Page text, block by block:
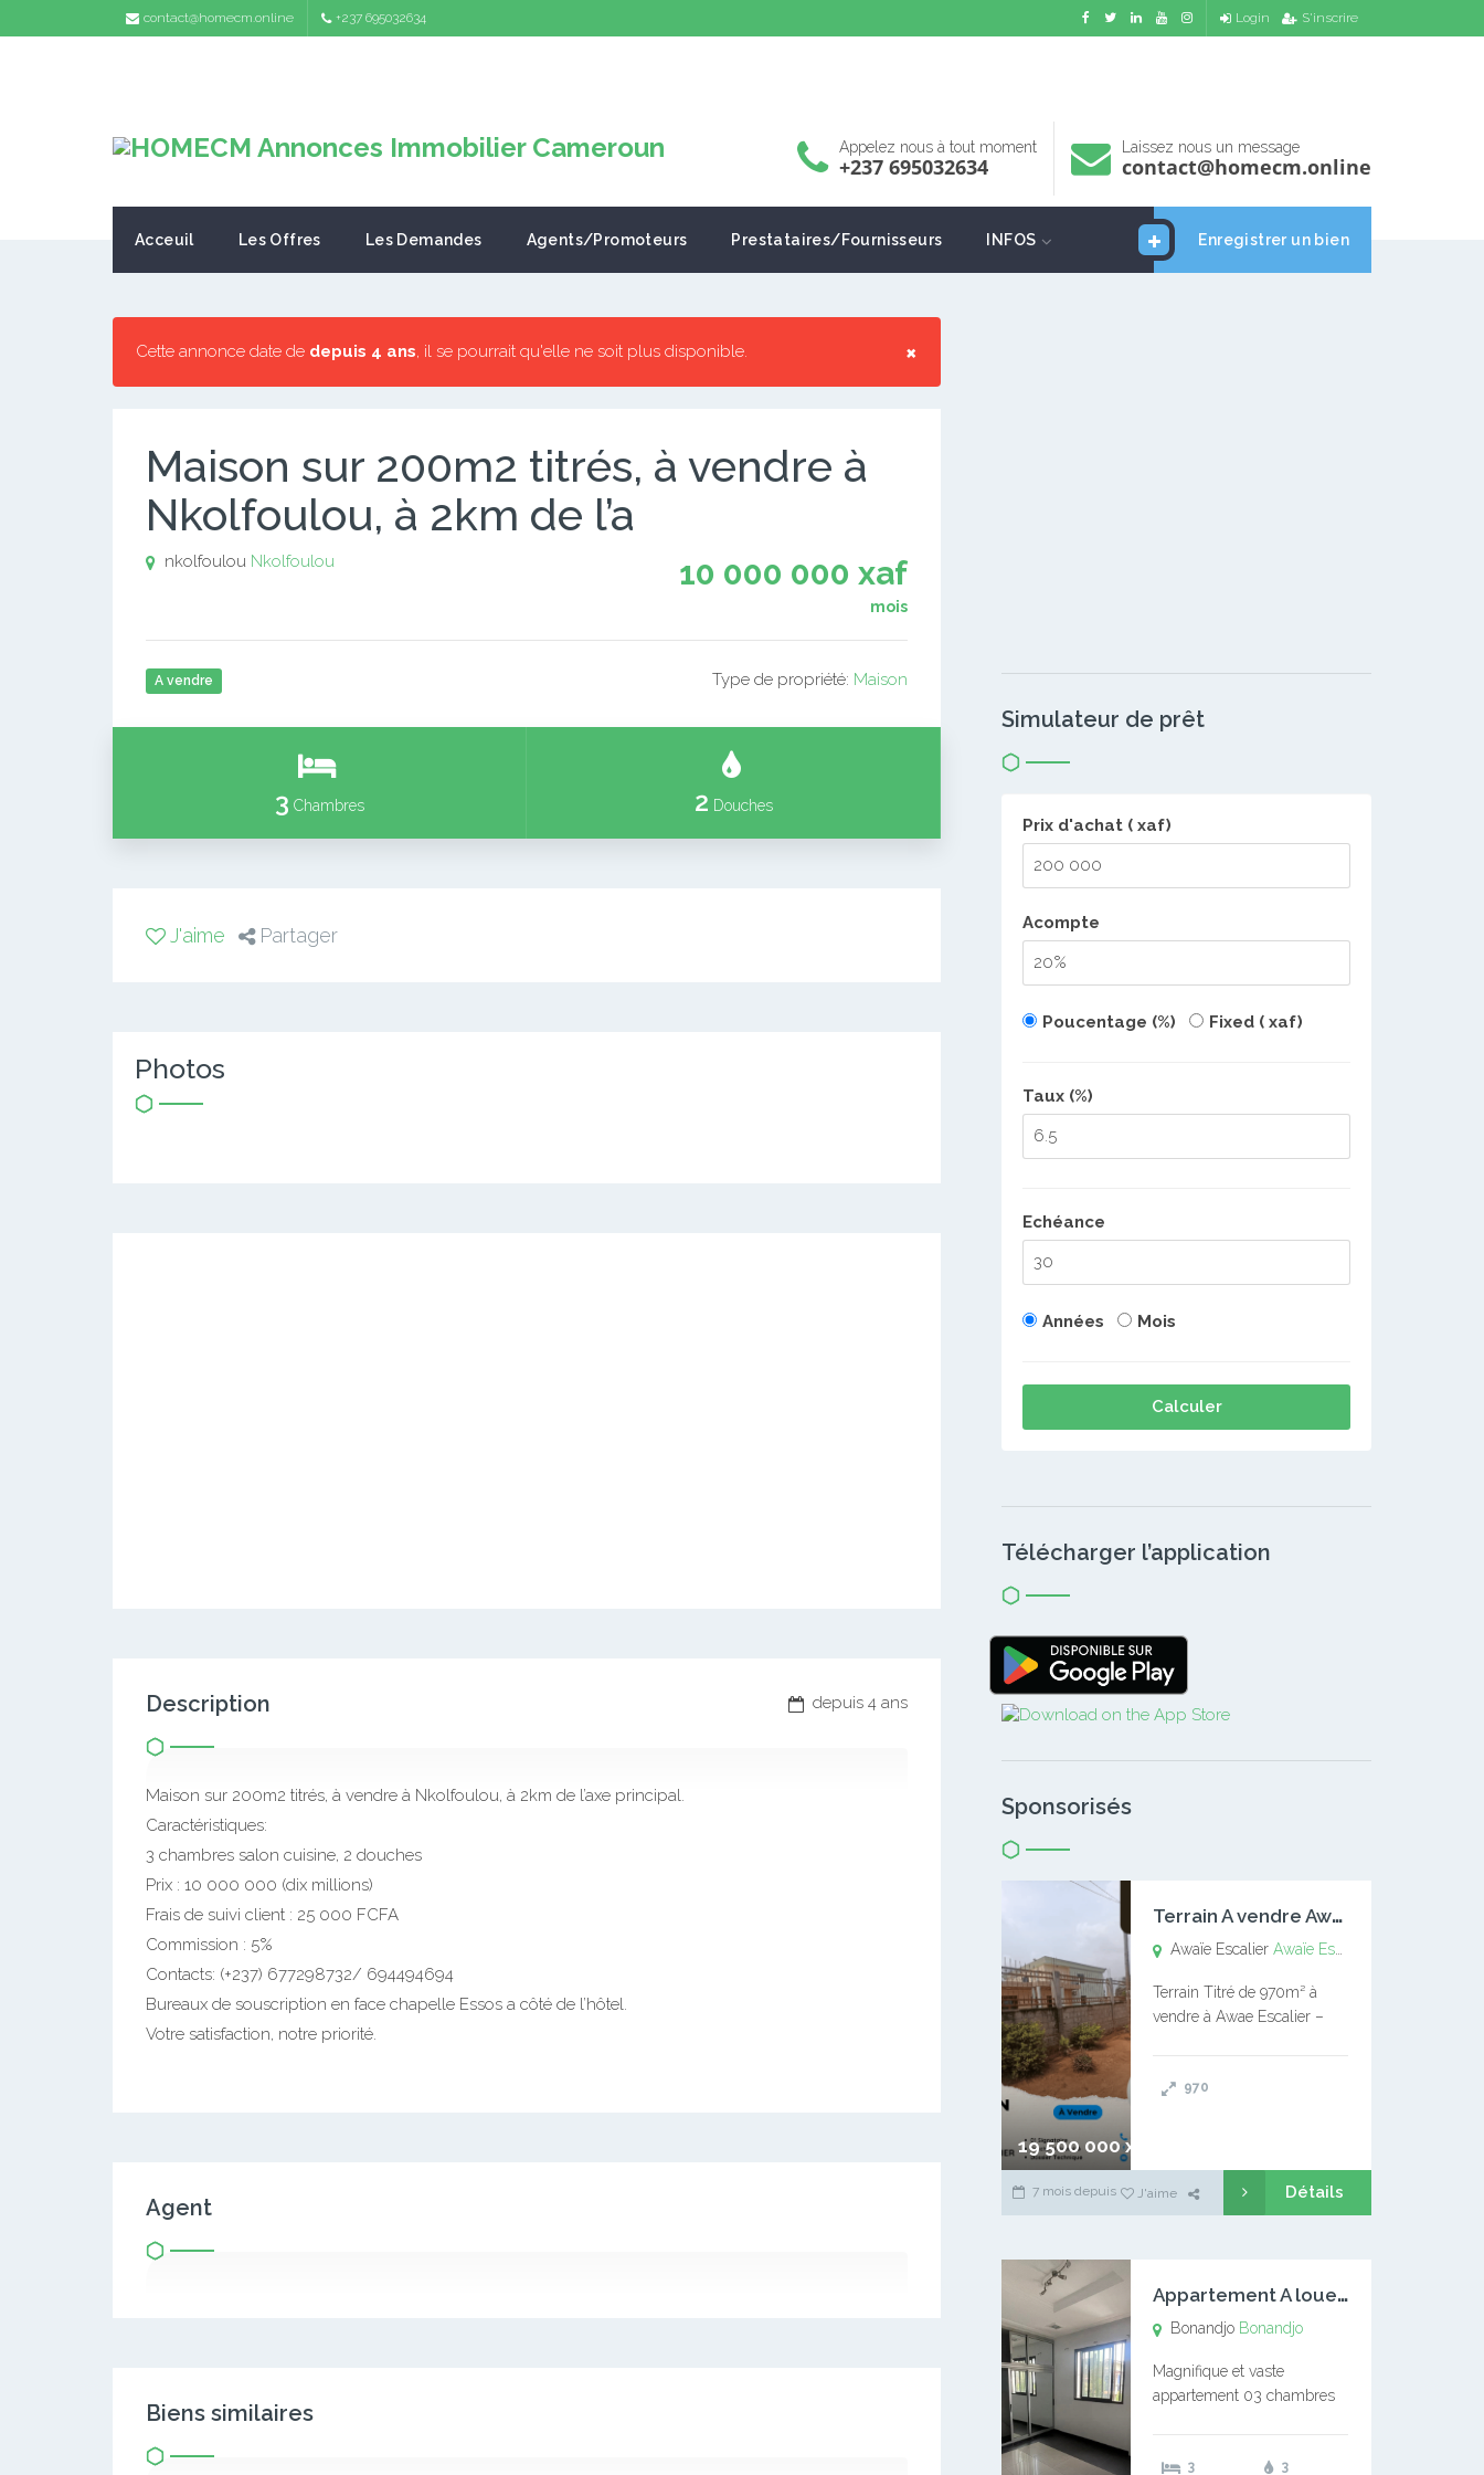
contact@homecm.online +237 695032634 Login S'inscrire
Appelez nous à tout moment
+237 695032634
Laissez nous un message
contact@homecm.online
Enregistrer un bien
Acceuil Les Offres Les Demandes Agents/Promoteurs Prestataires/Fournisseurs INFOS
×
Cette annonce date de depuis 4 ans, il se pourrait qu'elle ne soit plus disponible.
Maison sur 200m2 titrés, à vendre à
Nkolfoulou, à 2km de l’a
10 000 000 xaf
mois
nkolfoulou Nkolfoulou
A vendre Type de propriété: Maison
3 Chambres 2 Douches
J'aime Partager
Photos
depuis 4 ans
Description
Maison sur 200m2 titrés, à vendre à Nkolfoulou, à 2km de l’axe principal.
Caractéristiques:
3 chambres salon cuisine, 2 douches
Prix : 10 000 000 (dix millions)
Frais de suivi client : 25 000 FCFA
Commission : 5%
Contacts: (+237) 677298732/ 694494694
Bureaux de souscription en face chapelle Essos a côté de l’hôtel.
Votre satisfaction, notre priorité.
Agent
Biens similaires
Simulateur de prêt
Prix d'achat ( xaf)
Acompte
Poucentage (%) Fixed ( xaf)
Taux (%)
Echéance
Années Mois
Calculer
Télécharger l’application
Sponsorisés
19 500 000 xaf
T
errain A vendre Awaïe Escalier
Awaïe EscalierAwaïe Escalier
Terrain Titré de 970m² à
vendre à Awae Escalier –
l’Université Catholique –
970
7 mois depuis J'aime Détails
A
ppartement A louer Bonandjo
Bonandjo Bonandjo
Magnifique et vaste
appartement 03 chambres
douches 01 vaste salon 01
3
3